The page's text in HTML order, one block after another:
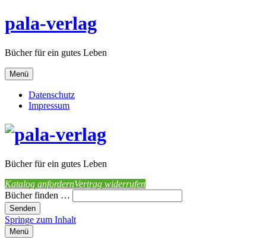
pala-verlag
Bücher für ein gutes Leben
Menü
Datenschutz
Impressum
Bücher für ein gutes Leben
Katalog anfordernVertrag widerrufen
Bücher finden …
Springe zum Inhalt
Menü